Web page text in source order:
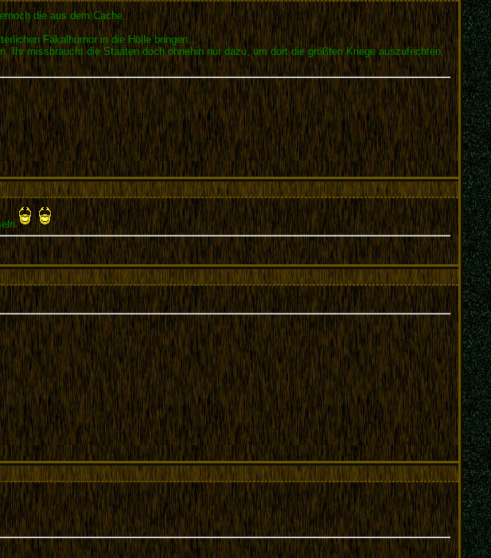
die aus dem Cache.
Fäkalhumor in die Hölle bringen...
missbraucht die Staaten doch ohnehin nur dazu, um dort die größten Kriege auszufechten,